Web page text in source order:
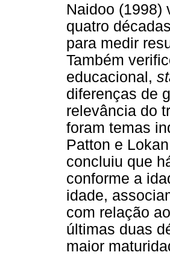
Naidoo (1998)
quatro
para medir
Também
educacional,
diferenças de
relevância do
foram temas
Patton e
concluiu que
conforme a
idade,
com relação
últimas duas
maior